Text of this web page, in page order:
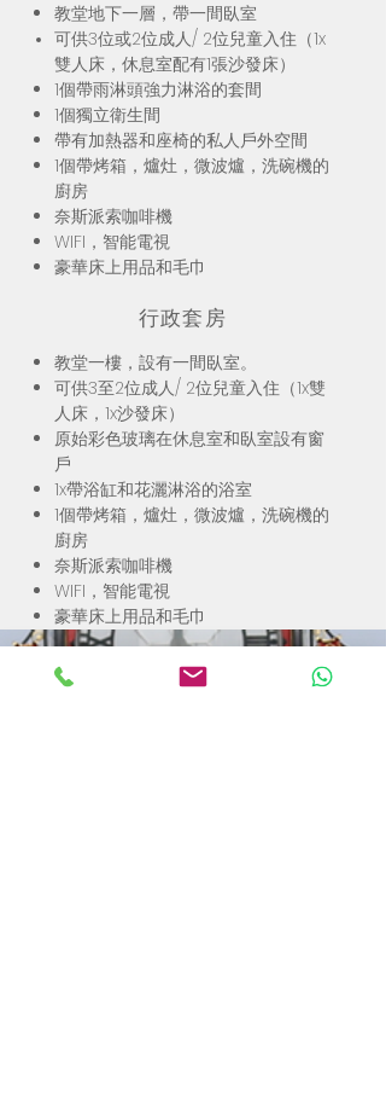
教堂地下一層，帶一間臥室
可供3位或2位成人/ 2位兒童入住（1x
雙人床，休息室配有1張沙發床）
1個帶雨淋頭強力淋浴的套間
1個獨立衛生間
帶有加熱器和座椅的私人戶外空間
1個帶烤箱，爐灶，微波爐，洗碗機的
廚房
奈斯派索咖啡機
WIFI，智能電視
豪華床上用品和毛巾
行政套房
教堂一樓，設有一間臥室。
可供3至2位成人/ 2位兒童入住（1x雙
人床，1x沙發床）
原始彩色玻璃在休息室和臥室設有窗
戶
1x帶浴缸和花灑淋浴的浴室
1個帶烤箱，爐灶，微波爐，洗碗機的
廚房
奈斯派索咖啡機
WIFI，智能電視
豪華床上用品和毛巾